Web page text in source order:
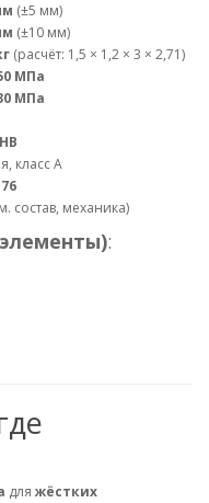
(±5 мм)
(±10 мм)
(расчёт: 1,5 × 1,2 × 3 × 2,71)
МПа
МПа
класс А
состав, механика)
:
для жёстких